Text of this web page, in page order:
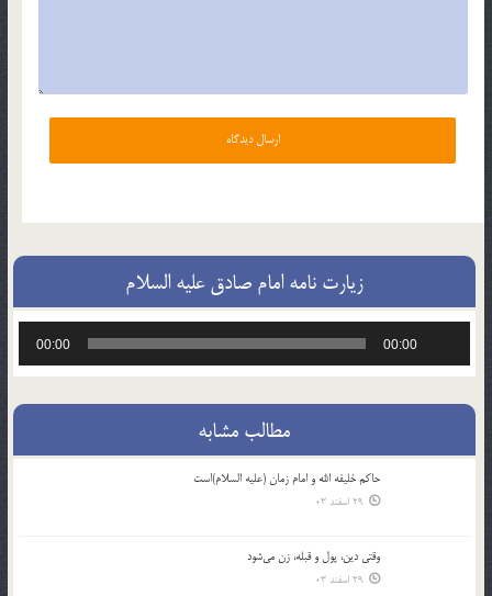
زیارت نامه امام صادق علیه السلام
00:00
00:00
مطالب مشابه
حاکم خليفه الله و امام زمان (علیه السلام)است
29 اسفند 03
وقتی دین، پول و قبله، زن می‌شود
29 اسفند 03